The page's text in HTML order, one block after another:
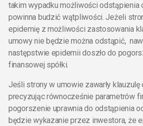
takim wypadku możliwości odstąpienia
powinna budzić wątpliwości. Jeżeli
epidemię z możliwości zastosowania
umowy nie będzie można odstąpić,
następstwie epidemii doszło do
finansowej spółki.
Jeśli strony w umowie zawarły klauzulę
precyzując równocześnie parametrów
pogorszenie uprawnia do odstąpienia
będzie wykazanie przez inwestora, że